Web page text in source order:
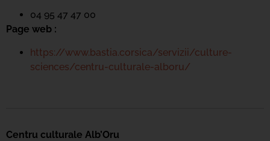
04 95 47 47 00
Page web :
https://www.bastia.corsica/servizii/culture-
sciences/centru-culturale-alboru/
Centru culturale Alb’Oru